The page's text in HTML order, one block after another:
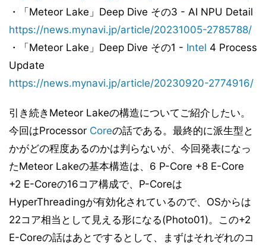
・「Meteor Lake」Deep Dive その3 - AI NPU Detail
https://news.mynavi.jp/article/20231005-2785788/
・「Meteor Lake」Deep Dive その1 - Intel 4 Process
Update
https://news.mynavi.jp/article/20230920-2774916/
引き続きMeteor Lakeの構造についてご紹介したい。
今回はProcessor Coreの話である。最終的に派生型と
かがどの程度あるのかは判らないが、今回発表になっ
たMeteor Lakeの基本構造は、6 P-Core +8 E-Core
+2 E-Coreの16コア構成で、P-Coreは
HyperThreadingが有効化されているので、OSからは
22コア相当として見える形になる(Photo01)。この+2
E-Coreの話はあとでするとして、まずはそれぞれのコ